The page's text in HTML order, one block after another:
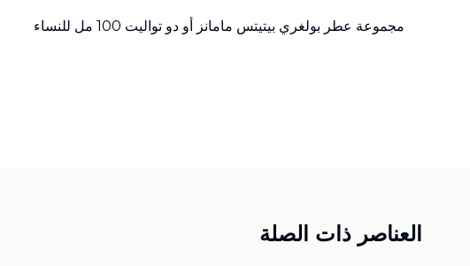
مجموعة عطر بولغري بيتيتس مامانز أو دو تواليت 100 مل للنساء
العناصر ذات الصلة